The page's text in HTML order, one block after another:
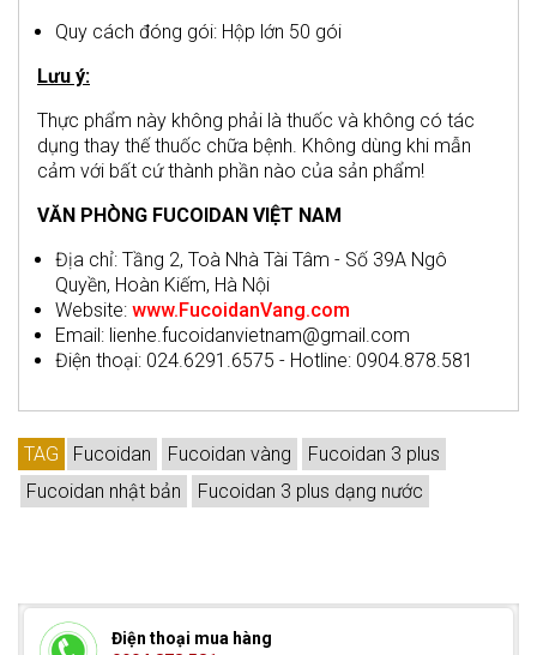
Quy cách đóng gói: Hộp lớn 50 gói
Lưu ý:
Thực phẩm này không phải là thuốc và không có tác
dụng thay thế thuốc chữa bệnh. Không dùng khi mẫn
cảm với bất cứ thành phần nào của sản phẩm!
VĂN PHÒNG FUCOIDAN VIỆT NAM
Địa chỉ: Tầng 2, Toà Nhà Tài Tâm - Số 39A Ngô
Quyền, Hoàn Kiếm, Hà Nội
Website: www.FucoidanVang.com
Email: lienhe.fucoidanvietnam@gmail.com
Điện thoại: 024.6291.6575 - Hotline: 0904.878.581
TAG Fucoidan Fucoidan vàng
Fucoidan 3 plus
Fucoidan nhật bản
Fucoidan 3 plus dạng nước
Điện thoại mua hàng